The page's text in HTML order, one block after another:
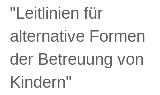
"Leitlinien für
alternative Formen
der Betreuung von
Kindern"